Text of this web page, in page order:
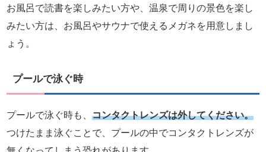
お風呂で読書を楽しみたい方や、温泉で周りの景色を楽し
みたい方は、お風呂やサウナで使えるメガネを用意しまし
ょう。
プールで泳ぐ時
プールで泳ぐ時も、 コンタクトレンズは外してください。
つけたまま泳ぐことで、プールの中でコンタクトレンズが